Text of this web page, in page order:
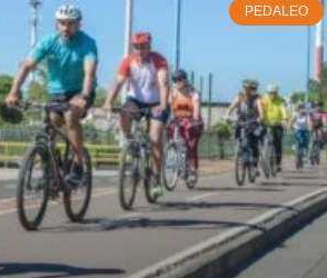
PEDALEO